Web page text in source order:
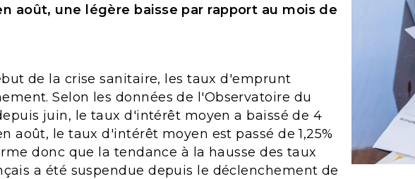
août, une légère baisse par rapport au mois de
de la crise sanitaire, les taux d'emprunt
Selon les données de l'Observatoire du
juin, le taux d'intérêt moyen a baissé de 4
août, le taux d'intérêt moyen est passé de 1,25%
donc que la tendance à la hausse des taux
a été suspendue depuis le déclenchement de